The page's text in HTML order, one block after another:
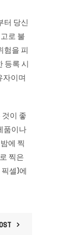
터 당신
로 불
험을 피
등록 시
자이며
이 좋
품이나
에 찍
찍은
셀)에